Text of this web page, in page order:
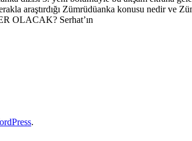
araştırdığı Zümrüdüanka konusu nedir
OLACAK? Serhat’ın
.